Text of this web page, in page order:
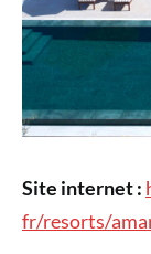
Site internet :
fr/resorts/